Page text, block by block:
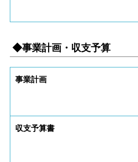
◆事業計画・収支予算
事業計画
収支予算書